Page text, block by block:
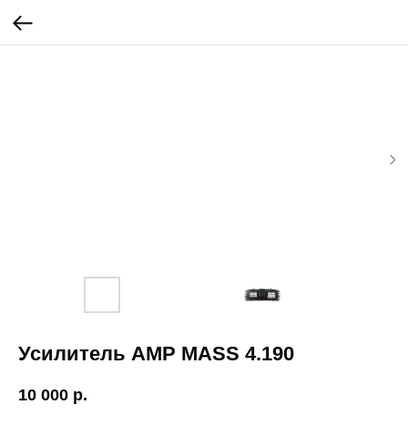
Усилитель AMP MASS 4.190
10 000 р.